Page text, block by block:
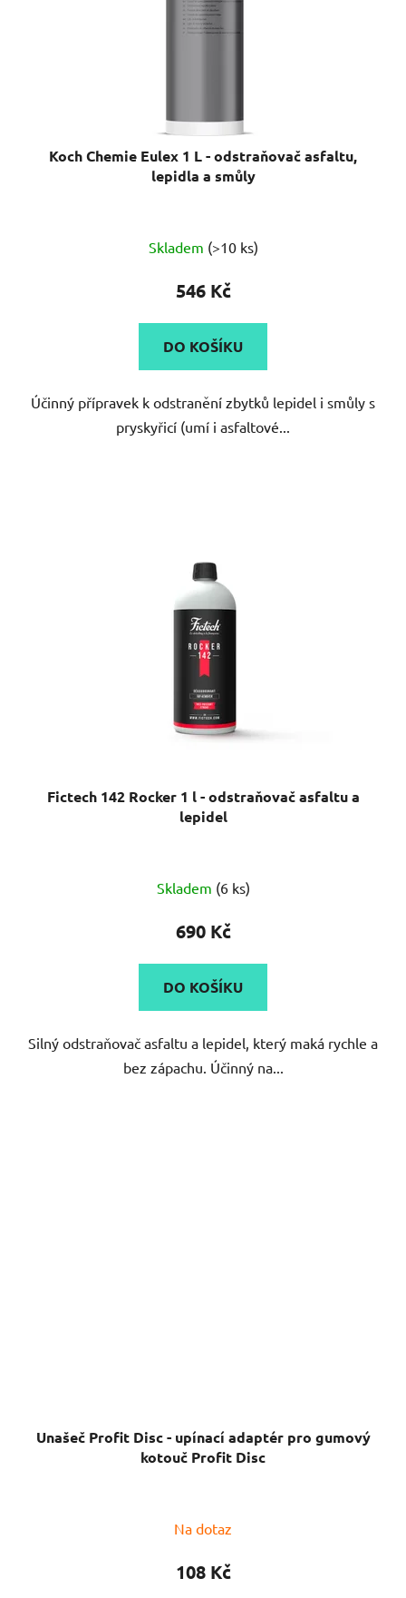
Koch Chemie Eulex 1 L - odstraňovač asfaltu,
lepidla a smůly
hodnocení
produktu
5,0
z
hvězdiček.
Skladem (>10 ks)
546 Kč
DO KOŠÍKU
Účinný přípravek k odstranění zbytků lepidel i smůly s
pryskyřicí (umí i asfaltové...
Fictech 142 Rocker 1 l - odstraňovač asfaltu a
lepidel
Skladem (6 ks)
690 Kč
DO KOŠÍKU
Silný odstraňovač asfaltu a lepidel, který maká rychle a
bez zápachu. Účinný na...
Unašeč Profit Disc - upínací adaptér pro gumový
kotouč Profit Disc
hodnocení
produktu
Na dotaz
108 Kč